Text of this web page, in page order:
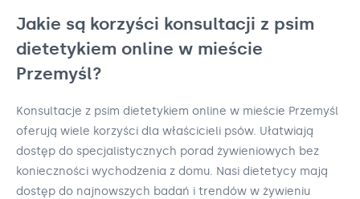
Jakie są korzyści konsultacji z psim
dietetykiem online w mieście
Przemyśl?
Konsultacje z psim dietetykiem online w mieście Przemyśl
oferują wiele korzyści dla właścicieli psów. Ułatwiają
dostęp do specjalistycznych porad żywieniowych bez
konieczności wychodzenia z domu. Nasi dietetycy mają
dostęp do najnowszych badań i trendów w żywieniu